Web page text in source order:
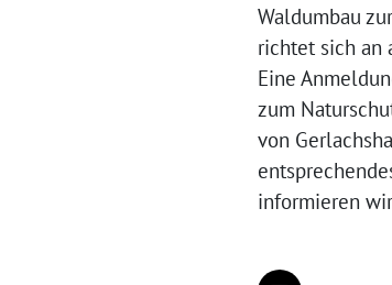
Waldumbau
richtet sich an
Eine
zum
von
informieren